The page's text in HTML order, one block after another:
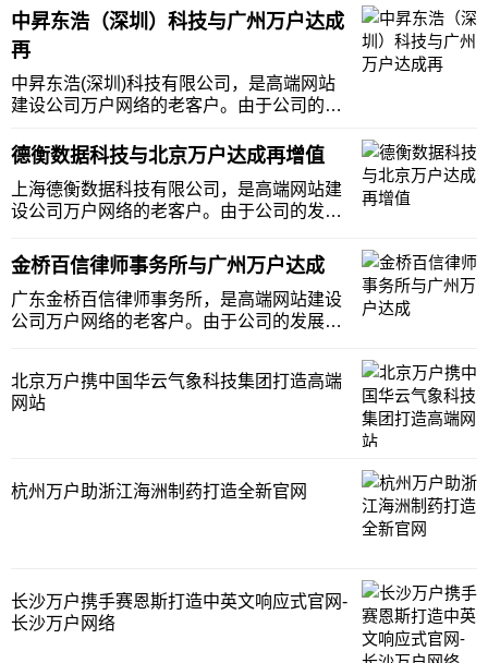
值”的核心价值观，立足国际环保产业发展前
沿，依靠强大的技术实力、畅通的融资平台
和优秀的管理能力，与有志之士一道，为中
华大地的
中昇东浩（深圳）科技与广州万户达成
再
中昇东浩(深圳)科技有限公司，是高端网站
建设公司万户网络的老客户。由于公司的发
户网络再次签署了合作协议，对网站进行一
定的增值改造，为客户提供更丰富、更有价
值的服务平台。中昇东浩(深圳)科技有限公
司是一
德衡数据科技与北京万户达成再增值
上海德衡数据科技有限公司，是高端网站建
设公司万户网络的老客户。由于公司的发
万户网络再次签署了合作协议，对网站进行
一定的增值改造，为客户提供更丰富、更有
价值的服务平台。上海德衡数据科技有限公
司成立于 20
金桥百信律师事务所与广州万户达成
广东金桥百信律师事务所，是高端网站建设
公司万户网络的老客户。由于公司的发展，
改造，为客户提供更丰富、更有价值的服务
平台。广东金桥百信律师事务所(简称“金桥
北京万户携中国华云气象科技集团打造高端
网站
杭州万户助浙江海洲制药打造全新官网
长沙万户携手赛恩斯打造中英文响应式官网-
长沙万户网络